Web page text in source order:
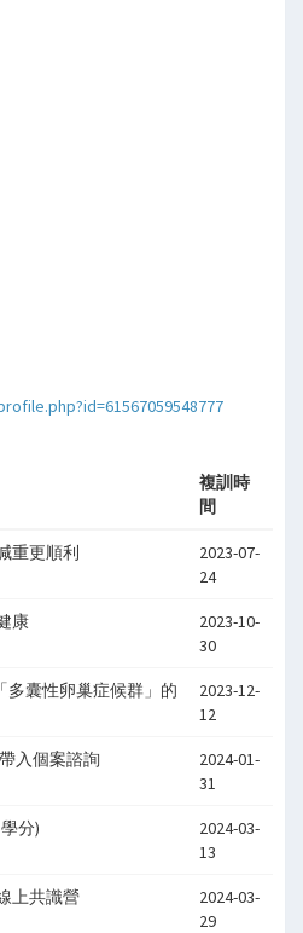
複訓時
間
重更順利
2023-07-
24
康
2023-10-
30
多囊性卵巢症候群」的
2023-12-
12
入個案諮詢
2024-01-
31
分)
2024-03-
13
上共識營
2024-03-
29